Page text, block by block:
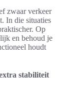
zwaar verkeer
In die situaties
Op
en behoud je
houdt
stabiliteit